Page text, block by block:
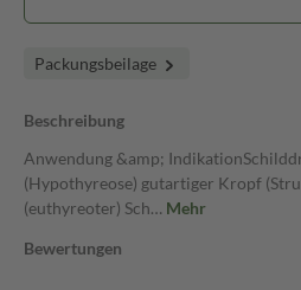
Packungsbeilage
Beschreibung
Anwendung &amp;
(Hypothyreose) gutartiger Kropf
(euthyreoter) Sch… Mehr
Bewertungen